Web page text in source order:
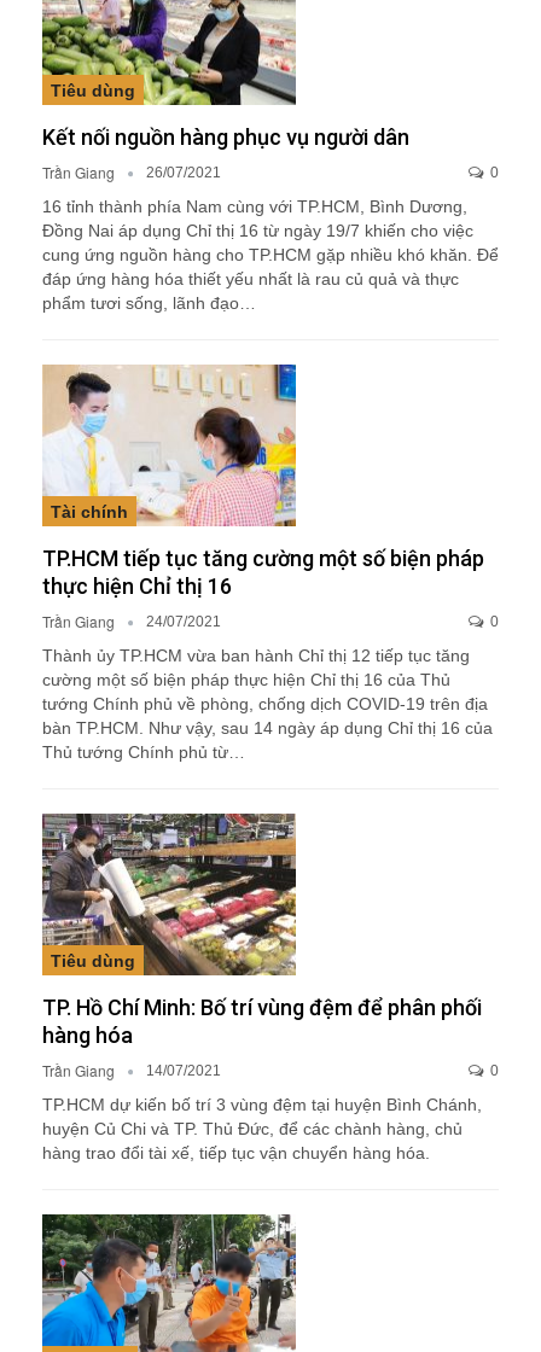
Tiêu dùng
Kết nối nguồn hàng phục vụ người dân
Trần Giang 26/07/2021 0
16 tỉnh thành phía Nam cùng với TP.HCM, Bình Dương,
Đồng Nai áp dụng Chỉ thị 16 từ ngày 19/7 khiến cho việc
cung ứng nguồn hàng cho TP.HCM gặp nhiều khó khăn. Để
đáp ứng hàng hóa thiết yếu nhất là rau củ quả và thực
phẩm tươi sống, lãnh đạo…
Tài chính
TP.HCM tiếp tục tăng cường một số biện pháp
thực hiện Chỉ thị 16
Trần Giang 24/07/2021 0
Thành ủy TP.HCM vừa ban hành Chỉ thị 12 tiếp tục tăng
cường một số biện pháp thực hiện Chỉ thị 16 của Thủ
tướng Chính phủ về phòng, chống dịch COVID-19 trên địa
bàn TP.HCM. Như vậy, sau 14 ngày áp dụng Chỉ thị 16 của
Thủ tướng Chính phủ từ…
Tiêu dùng
TP. Hồ Chí Minh: Bố trí vùng đệm để phân phối
hàng hóa
Trần Giang 14/07/2021 0
TP.HCM dự kiến bố trí 3 vùng đệm tại huyện Bình Chánh,
huyện Củ Chi và TP. Thủ Đức, để các chành hàng, chủ
hàng trao đổi tài xế, tiếp tục vận chuyển hàng hóa.